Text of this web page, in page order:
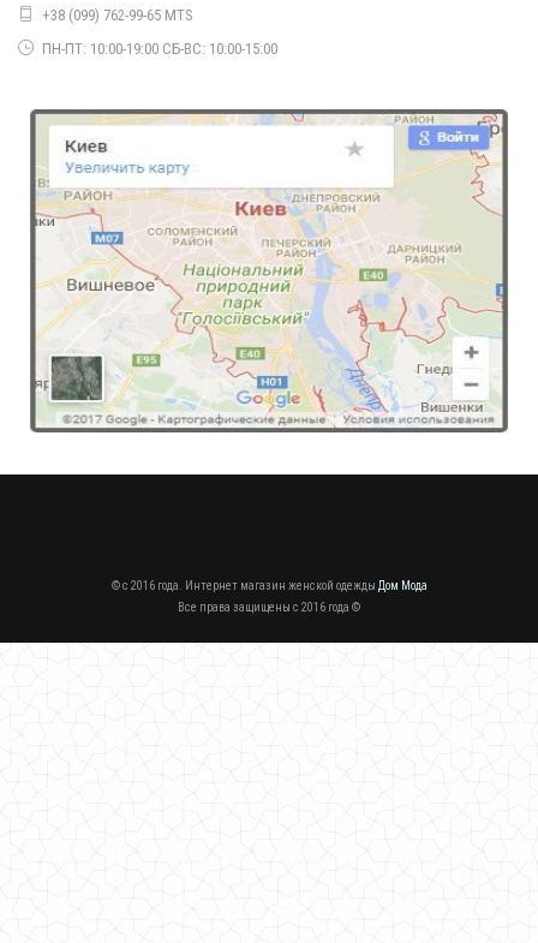
Вечернее гипюровое облегающее платье большого размера
1050.00грн.800.00грн.
Вечернее короткое гипюровое платье большого размера
1150.00грн.
+38 (099) 762-99-65 MTS
ПН-ПТ: 10:00-19:00 СБ-ВС: 10:00-15:00
© c 2016 года. Интернет магазин женской одежды Дом Мода
Все права защищены c 2016 года ©